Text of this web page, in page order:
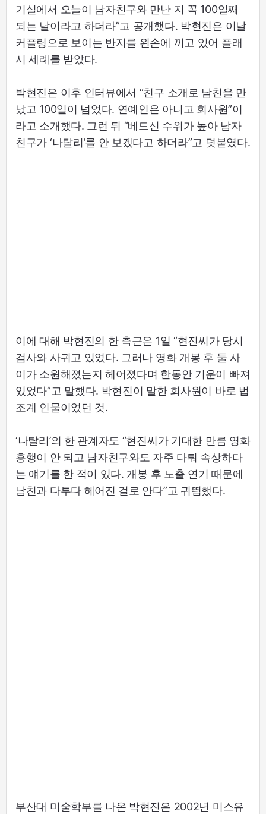
기실에서 오늘이 남자친구와 만난 지 꼭 100일째
되는 날이라고 하더라”고 공개했다. 박현진은 이날
커플링으로 보이는 반지를 왼손에 끼고 있어 플래
시 세례를 받았다.
박현진은 이후 인터뷰에서 “친구 소개로 남친을 만
났고 100일이 넘었다. 연예인은 아니고 회사원”이
라고 소개했다. 그런 뒤 “베드신 수위가 높아 남자
친구가 ‘나탈리’를 안 보겠다고 하더라”고 덧붙였다.
이에 대해 박현진의 한 측근은 1일 “현진씨가 당시
검사와 사귀고 있었다. 그러나 영화 개봉 후 둘 사
이가 소원해졌는지 헤어졌다며 한동안 기운이 빠져
있었다”고 말했다. 박현진이 말한 회사원이 바로 법
조계 인물이었던 것.
‘나탈리’의 한 관계자도 “현진씨가 기대한 만큼 영화
흥행이 안 되고 남자친구와도 자주 다퉈 속상하다
는 얘기를 한 적이 있다. 개봉 후 노출 연기 때문에
남친과 다투다 헤어진 걸로 안다”고 귀띔했다.
부산대 미술학부를 나온 박현진은 2002년 미스유